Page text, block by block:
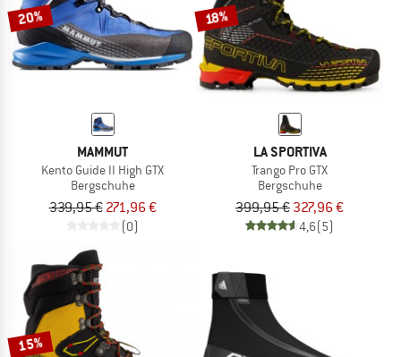
20%
MAMMUT
Kento Guide II High GTX
Bergschuhe
339,95 € 271,96 €
(0)
18%
LA SPORTIVA
Trango Pro GTX
Bergschuhe
399,95 € 327,96 €
4,6(5)
15%